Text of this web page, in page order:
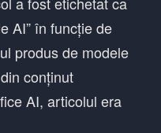
AI” în funcție de
produs de modele
conținut
AI, articolul era